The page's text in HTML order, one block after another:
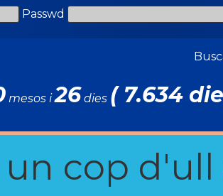
Passwd
mesos i26dies ( 7.634
cop d'ull